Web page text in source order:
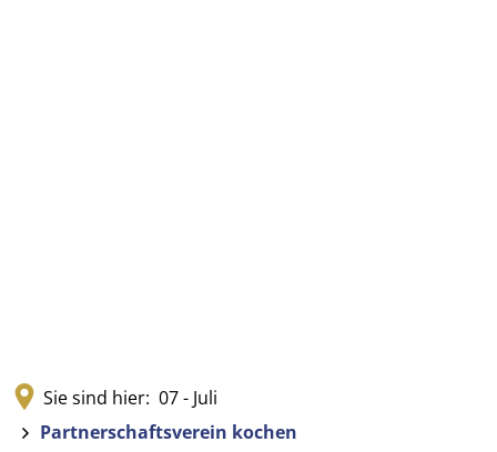
Sie sind hier: 07 - Juli
Partnerschaftsverein kochen